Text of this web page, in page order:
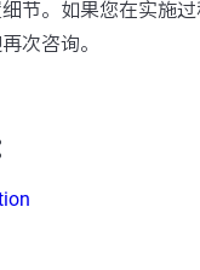
节。如果您在实施
次咨询。